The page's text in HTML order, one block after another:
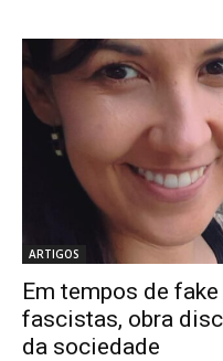
ARTIGOS
Em tempos de
fascistas, obra
da sociedade